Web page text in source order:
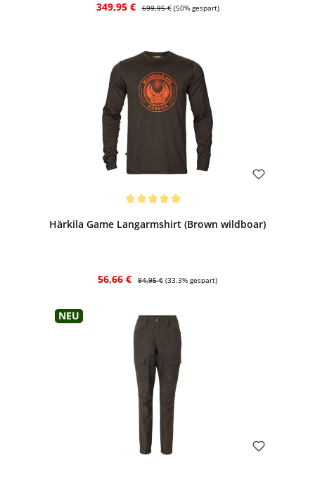
Verkaufspreis:
349,95 € Regulärer Preis:
699,95 € (50% gespart)
Härkila Game Langarmshirt (Brown wildboar)
Verkaufspreis:
56,66 € 84,95 € (33.3% gespart)
Neu